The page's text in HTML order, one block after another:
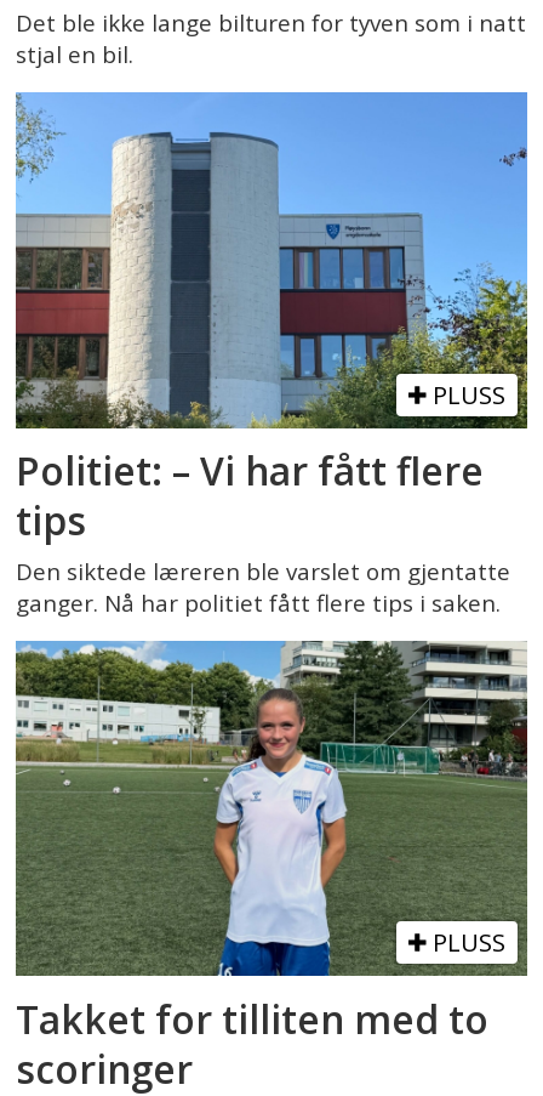
Det ble ikke lange bilturen for tyven som i natt
stjal en bil.
PLUSS
Politiet: – Vi har fått flere
tips
Den siktede læreren ble varslet om gjentatte
ganger. Nå har politiet fått flere tips i saken.
PLUSS
Takket for tilliten med to
scoringer